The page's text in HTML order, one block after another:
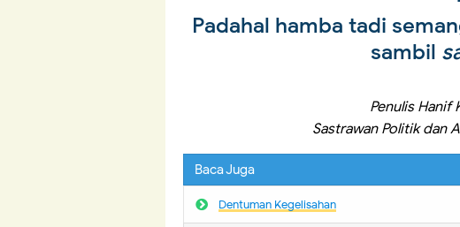
Padahal hamba tadi
sambil
Penulis Hanif
Sastrawan Politik dan
Baca Juga
Dentuman Kegelisahan